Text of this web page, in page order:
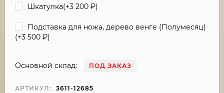
Шкатулка(+3 200 ₽)
Подставка для ножа, дерево венге (Полумесяц)
(+3 500 ₽)
Основной склад: ПОД ЗАКАЗ
АРТИКУЛ: 3611-12685